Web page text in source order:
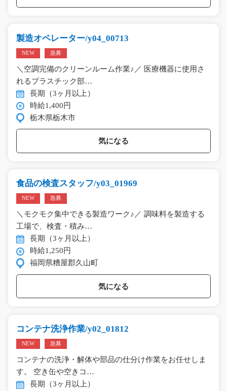
製造オペレーター/y04_00713
NEW 急募
＼空調完備のクリーンルーム作業♪／ 医療機器に使用さ
れるプラスチック部…
長期（3ヶ月以上）
時給1,400円
栃木県栃木市
気になる
食品の検査スタッフ/y03_01969
NEW 急募
＼モクモク集中できる製造ワーク♪／ 調味料を製造する
工場で、検査・積み…
長期（3ヶ月以上）
時給1,250円
福岡県糟屋郡久山町
気になる
コンテナ洗浄作業/y02_01812
NEW 急募
コンテナの洗浄・解体や部品の仕分け作業をお任せしま
す。 空き缶や空きコ…
長期（3ヶ月以上）